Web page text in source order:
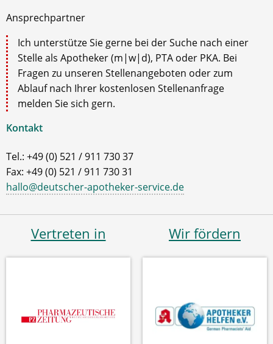
Ansprechpartner
Ich unterstütze Sie gerne bei der Suche nach einer
Stelle als Apotheker (m|w|d), PTA oder PKA. Bei
Fragen zu unseren Stellenangeboten oder zum
Ablauf nach Ihrer kostenlosen Stellenanfrage
melden Sie sich gern.
Kontakt
Tel.: +49 (0) 521 / 911 730 37
Fax: +49 (0) 521 / 911 730 31
hallo@deutscher-apotheker-service.de
Vertreten in Wir fördern